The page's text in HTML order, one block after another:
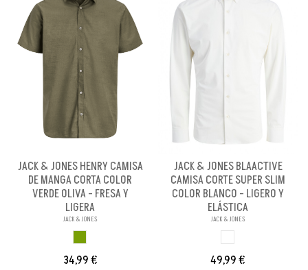
JACK & JONES HENRY CAMISA
DE MANGA CORTA COLOR
VERDE OLIVA - FRESA Y
LIGERA
JACK & JONES
34,99 €
JACK & JONES BLAACTIVE
CAMISA CORTE SUPER SLIM
COLOR BLANCO - LIGERO Y
ELÁSTICA
JACK & JONES
49,99 €